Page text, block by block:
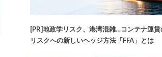
[PR]地政学リスク、港湾混雑…コンテナ運賃
リスクへの新しいヘッジ方法「FFA」とは